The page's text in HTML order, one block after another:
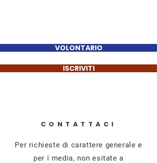
VOLONTARIO
ISCRIVITI
CONTATTACI
Per richieste di carattere generale e
per i media, non esitate a